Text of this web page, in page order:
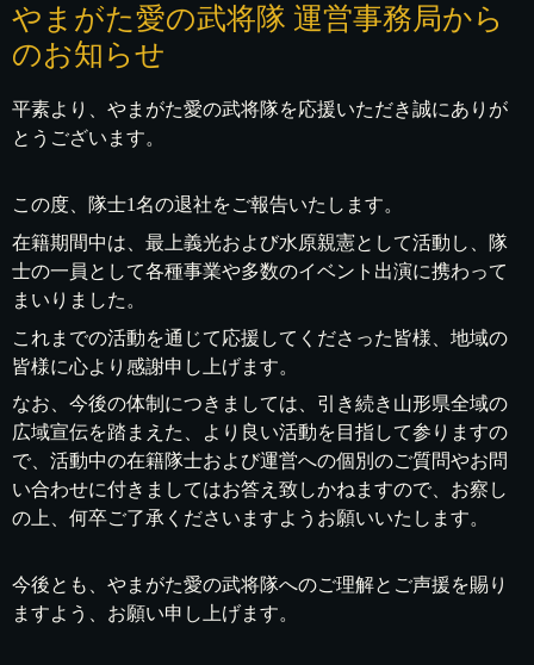
やまがた愛の武将隊 運営事務局から
のお知らせ
平素より、やまがた愛の武将隊を応援いただき誠にありが
とうございます。
この度、隊士1名の退社をご報告いたします。
在籍期間中は、最上義光および水原親憲として活動し、隊
士の一員として各種事業や多数のイベント出演に携わって
まいりました。
これまでの活動を通じて応援してくださった皆様、地域の
皆様に心より感謝申し上げます。
なお、今後の体制につきましては、引き続き山形県全域の
広域宣伝を踏まえた、より良い活動を目指して参りますの
で、活動中の在籍隊士および運営への個別のご質問やお問
い合わせに付きましてはお答え致しかねますので、お察し
の上、何卒ご了承くださいますようお願いいたします。
今後とも、やまがた愛の武将隊へのご理解とご声援を賜り
ますよう、お願い申し上げます。